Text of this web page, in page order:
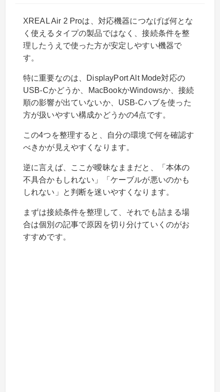
XREAL Air 2 Proは、対応機器につなげば何とな
く使えるタイプの製品ではなく、接続条件を整
理したうえで使った方が安定しやすい機器で
す。
特に重要なのは、DisplayPort Alt Mode対応の
USB-Cかどうか、MacBookかWindowsか、接続
順の影響が出ていないか、USB-Cハブを使った
方が扱いやすい構成かどうかの4点です。
この4つを整理すると、自分の環境で何を確認す
べきかが見えやすくなります。
逆に言えば、ここが曖昧なままだと、「本体の
不具合かもしれない」「ケーブルが悪いのかも
しれない」と判断を迷いやすくなります。
まずは接続条件を整理して、それでも詰まる場
合は個別の記事で原因を切り分けていくのがお
すすめです。